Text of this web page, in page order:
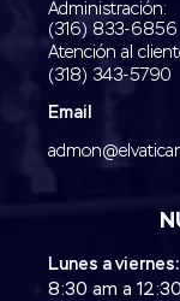
Administración:
‭(316) 833-6856‬
Atención al
(318) 343-5790‬
Email
Lunes a viernes:
8:30 am a